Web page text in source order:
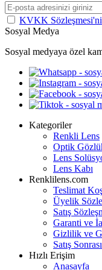
KVKK Sözleşmesi'ni
Sosyal Medya
Sosyal medyaya özel
Kategoriler
Renkli Lens
Optik
Lens
Lens Kabı
Renklilens.com
Teslimat
Üyelik
Satış
Garanti ve
Gizlilik ve
Satış
Hızlı Erişim
Anasayfa